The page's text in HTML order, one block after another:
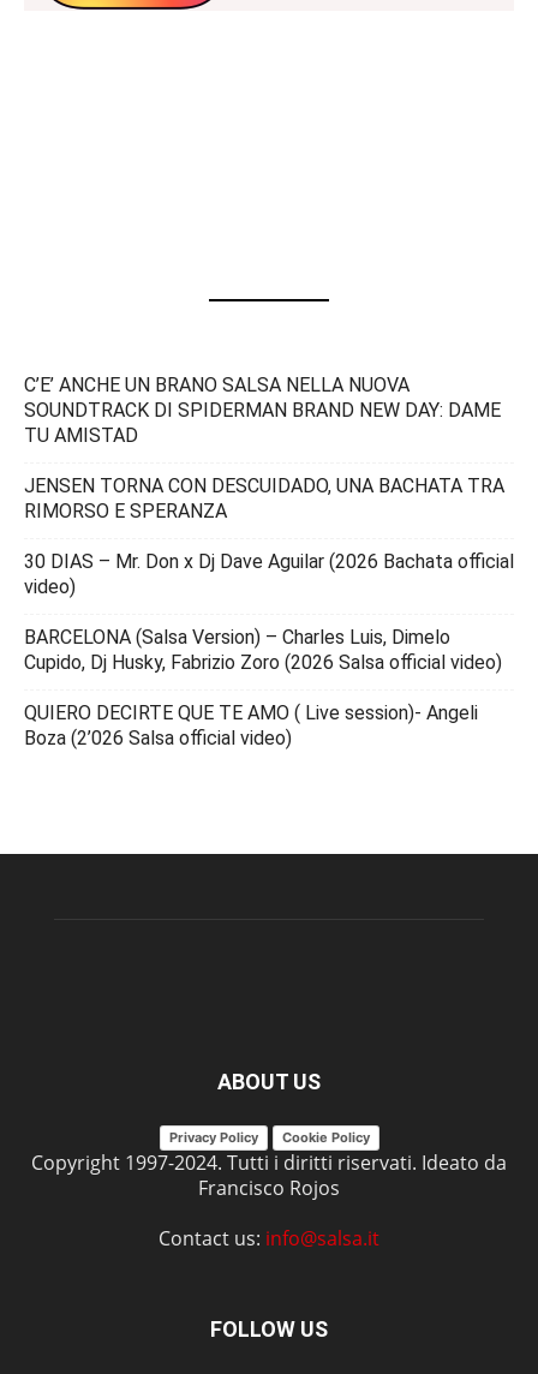
C’E’ ANCHE UN BRANO SALSA NELLA NUOVA
SOUNDTRACK DI SPIDERMAN BRAND NEW DAY: DAME
TU AMISTAD
JENSEN TORNA CON DESCUIDADO, UNA BACHATA TRA
RIMORSO E SPERANZA
30 DIAS – Mr. Don x Dj Dave Aguilar (2026 Bachata official
video)
BARCELONA (Salsa Version) – Charles Luis, Dimelo
Cupido, Dj Husky, Fabrizio Zoro (2026 Salsa official video)
QUIERO DECIRTE QUE TE AMO ( Live session)- Angeli
Boza (2’026 Salsa official video)
ABOUT US
Privacy Policy Cookie Policy
Copyright 1997-2024. Tutti i diritti riservati. Ideato da
Francisco Rojos
Contact us: info@salsa.it
FOLLOW US